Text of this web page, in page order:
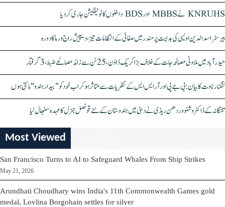
KNRUHS نے MBBS اور BDS داخلوں کا نوٹیفکیشن جاری کر دیا
بیرسٹر اسدالدین اویسی کی ہدایت پر مندر میں صفائی کے انتظامات تیز، دیپیش راج ورما کا دورہ
حیدرآباد میں ملاوٹی مصالحہ جات کے خلاف بڑا کریک ڈاؤن، 25 ٹن سے زائد مصالحے ضبط، 3 گرفتار
کنگنا رناوت کا بیان: بی جے پی اور آر ایس ایس کے نظریات سے متاثر ہو کر اب خود کو "بیدار ہندو" مانتی ہوں
تلنگانہ کے ڈاکٹر وشنو وردھن ریڈی نے دبئی میں ہندوستان کے نئے قونصل جنرل کا عہدہ سنبھال لیا
Most Viewed
San Francisco Turns to AI to Safeguard Whales From Ship Strikes
May 21, 2026
Arundhati Choudhary wins India's 11th Commonwealth Games gold
medal, Lovlina Borgohain settles for silver